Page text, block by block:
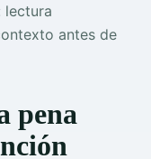
lectura
antes de
pena